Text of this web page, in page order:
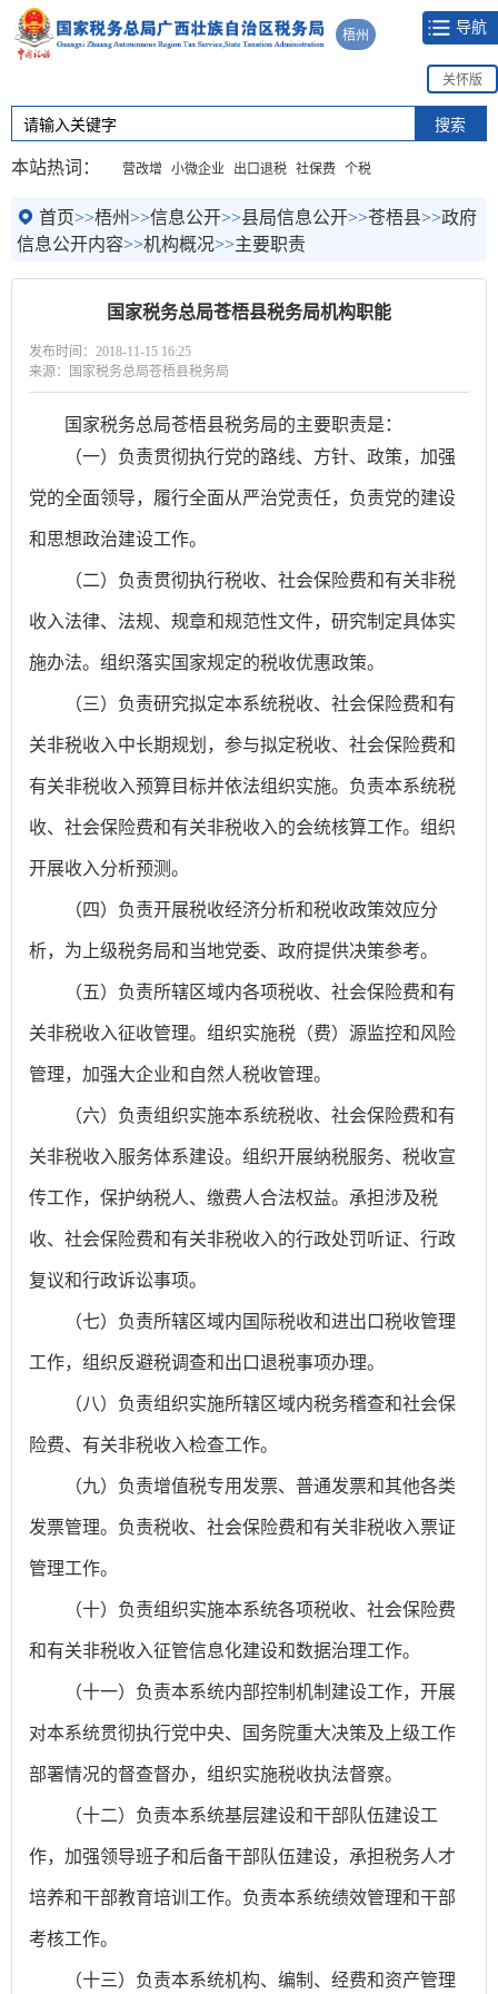
梧州
导航
关怀版
本站热词： 营改增 小微企业 出口退税 社保费 个税
首页>>梧州>>信息公开>>县局信息公开>>苍梧县>>政府
信息公开内容>>机构概况>>主要职责
国家税务总局苍梧县税务局机构职能
发布时间：2018-11-15 16:25
来源：国家税务总局苍梧县税务局
国家税务总局苍梧县税务局的主要职责是：
（一）负责贯彻执行党的路线、方针、政策，加强
党的全面领导，履行全面从严治党责任，负责党的建设
和思想政治建设工作。
（二）负责贯彻执行税收、社会保险费和有关非税
收入法律、法规、规章和规范性文件，研究制定具体实
施办法。组织落实国家规定的税收优惠政策。
（三）负责研究拟定本系统税收、社会保险费和有
关非税收入中长期规划，参与拟定税收、社会保险费和
有关非税收入预算目标并依法组织实施。负责本系统税
收、社会保险费和有关非税收入的会统核算工作。组织
开展收入分析预测。
（四）负责开展税收经济分析和税收政策效应分
析，为上级税务局和当地党委、政府提供决策参考。
（五）负责所辖区域内各项税收、社会保险费和有
关非税收入征收管理。组织实施税（费）源监控和风险
管理，加强大企业和自然人税收管理。
（六）负责组织实施本系统税收、社会保险费和有
关非税收入服务体系建设。组织开展纳税服务、税收宣
传工作，保护纳税人、缴费人合法权益。承担涉及税
收、社会保险费和有关非税收入的行政处罚听证、行政
复议和行政诉讼事项。
（七）负责所辖区域内国际税收和进出口税收管理
工作，组织反避税调查和出口退税事项办理。
（八）负责组织实施所辖区域内税务稽查和社会保
险费、有关非税收入检查工作。
（九）负责增值税专用发票、普通发票和其他各类
发票管理。负责税收、社会保险费和有关非税收入票证
管理工作。
（十）负责组织实施本系统各项税收、社会保险费
和有关非税收入征管信息化建设和数据治理工作。
（十一）负责本系统内部控制机制建设工作，开展
对本系统贯彻执行党中央、国务院重大决策及上级工作
部署情况的督查督办，组织实施税收执法督察。
（十二）负责本系统基层建设和干部队伍建设工
作，加强领导班子和后备干部队伍建设，承担税务人才
培养和干部教育培训工作。负责本系统绩效管理和干部
考核工作。
（十三）负责本系统机构、编制、经费和资产管理